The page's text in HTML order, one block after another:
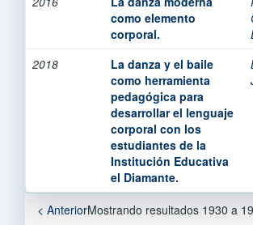
como elemento
corporal.
2018
La danza y el baile
como herramienta
pedagógica para
desarrollar el lenguaje
corporal con los
estudiantes de la
Institución Educativa
el Diamante.
Mostrando resultados 1930 a
< Anterior